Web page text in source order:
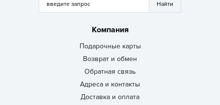
Компания
Подарочные карты
Возврат и обмен
Обратная связь
Адреса и контакты
Доставка и оплата